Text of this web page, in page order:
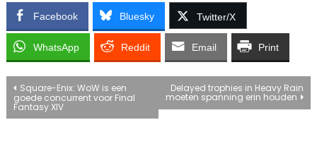
Facebook Bluesky Twitter/X
WhatsApp Reddit Email Print
Bericht
navigatie
Square-Enix: WoW is een
goede concurrent voor Final
Fantasy XIV
Delayed trophies in Heavy Rain
moeten spanning erin houden